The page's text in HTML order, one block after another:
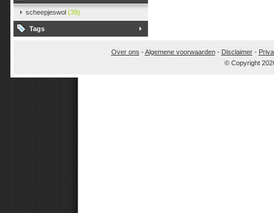
scheepjeswol (39)
Tags
Over ons -Algemene voorwaarden- Disclaimer-
© Copyright